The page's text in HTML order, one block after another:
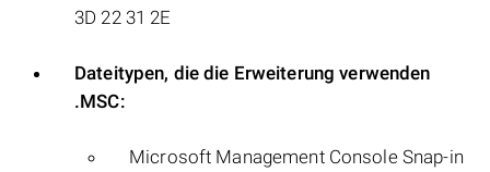
3D 22 31 2E
Dateitypen, die die Erweiterung verwenden
.MSC:
Microsoft Management Console Snap-in